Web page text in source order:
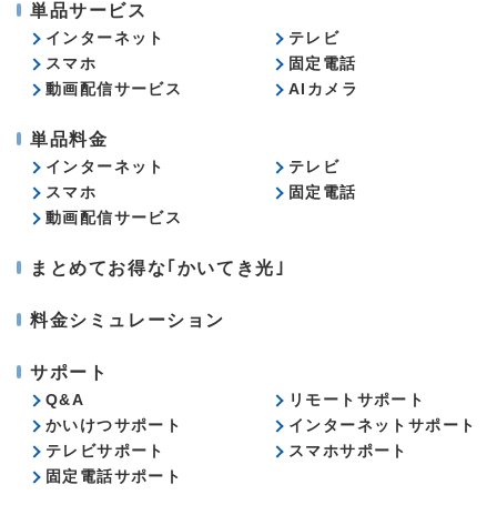
単品サービス
インターネット
テレビ
スマホ
固定電話
動画配信サービス
AIカメラ
単品料金
インターネット
テレビ
スマホ
固定電話
動画配信サービス
まとめてお得な｢かいてき光｣
料金シミュレーション
サポート
Q&A
リモートサポート
かいけつサポート
インターネットサポート
テレビサポート
スマホサポート
固定電話サポート